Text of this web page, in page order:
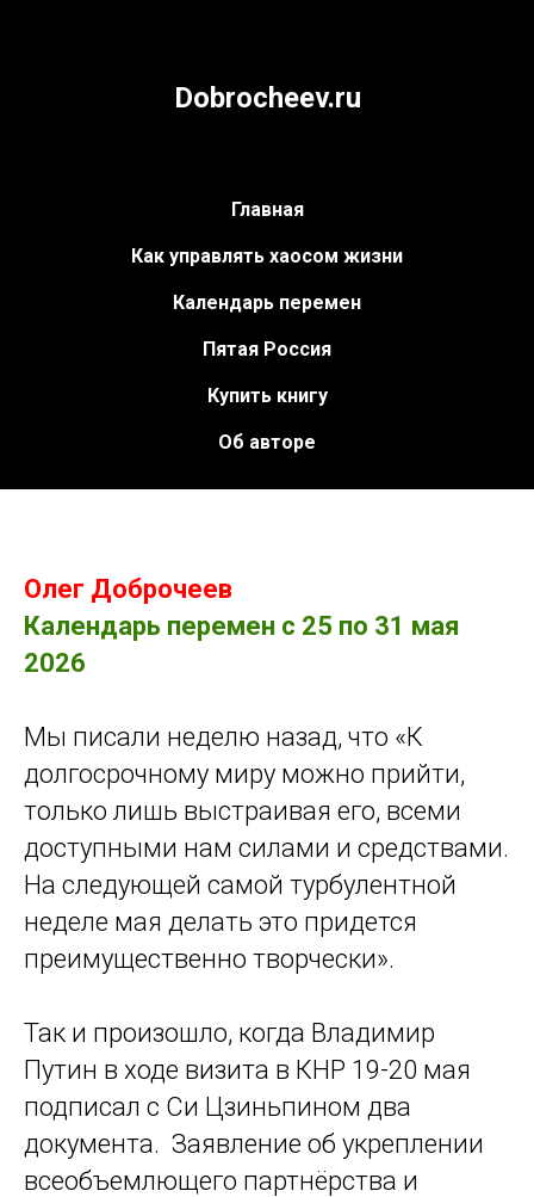
Dobrocheev.ru
Главная
Как управлять хаосом жизни
Календарь перемен
Пятая Россия
Купить книгу
Об авторе
Олег Доброчеев
Календарь перемен c 25 по 31 мая
2026
Мы писали неделю назад, что «К
долгосрочному миру можно прийти,
только лишь выстраивая его, всеми
доступными нам силами и средствами.
На следующей самой турбулентной
неделе мая делать это придется
преимущественно творчески».
Так и произошло, когда Владимир
Путин в ходе визита в КНР 19-20 мая
подписал с Си Цзиньпином два
документа. Заявление об укреплении
всеобъемлющего партнёрства и